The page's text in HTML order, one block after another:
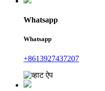
Whatsapp
Whatsapp
+8613927437207